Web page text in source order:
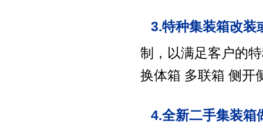
3.特种集装箱改装
制，以满足客户的
换体箱 多联箱 侧开
4.全新二手集装箱